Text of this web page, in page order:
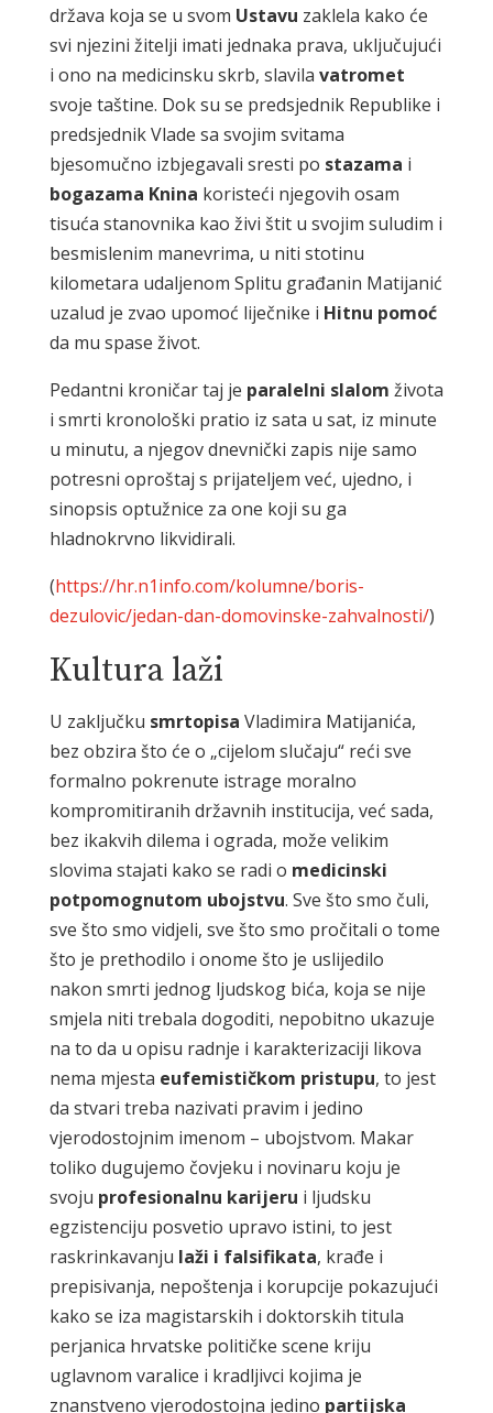
država koja se u svom Ustavu zaklela kako će
svi njezini žitelji imati jednaka prava, uključujući
i ono na medicinsku skrb, slavila vatromet
svoje taštine. Dok su se predsjednik Republike i
predsjednik Vlade sa svojim svitama
bjesomučno izbjegavali sresti po stazama i
bogazama Knina koristeći njegovih osam
tisuća stanovnika kao živi štit u svojim suludim i
besmislenim manevrima, u niti stotinu
kilometara udaljenom Splitu građanin Matijanić
uzalud je zvao upomoć liječnike i Hitnu pomoć
da mu spase život.
Pedantni kroničar taj je paralelni slalom života
i smrti kronološki pratio iz sata u sat, iz minute
u minutu, a njegov dnevnički zapis nije samo
potresni oproštaj s prijateljem već, ujedno, i
sinopsis optužnice za one koji su ga
hladnokrvno likvidirali.
(https://hr.n1info.com/kolumne/boris-
dezulovic/jedan-dan-domovinske-zahvalnosti/)
Kultura laži
U zaključku smrtopisa Vladimira Matijanića,
bez obzira što će o „cijelom slučaju“ reći sve
formalno pokrenute istrage moralno
kompromitiranih državnih institucija, već sada,
bez ikakvih dilema i ograda, može velikim
slovima stajati kako se radi o medicinski
potpomognutom ubojstvu. Sve što smo čuli,
sve što smo vidjeli, sve što smo pročitali o tome
što je prethodilo i onome što je uslijedilo
nakon smrti jednog ljudskog bića, koja se nije
smjela niti trebala dogoditi, nepobitno ukazuje
na to da u opisu radnje i karakterizaciji likova
nema mjesta eufemističkom pristupu, to jest
da stvari treba nazivati pravim i jedino
vjerodostojnim imenom – ubojstvom. Makar
toliko dugujemo čovjeku i novinaru koju je
svoju profesionalnu karijeru i ljudsku
egzistenciju posvetio upravo istini, to jest
raskrinkavanju laži i falsifikata, krađe i
prepisivanja, nepoštenja i korupcije pokazujući
kako se iza magistarskih i doktorskih titula
perjanica hrvatske političke scene kriju
uglavnom varalice i kradljivci kojima je
znanstveno vjerodostojna jedino partijska